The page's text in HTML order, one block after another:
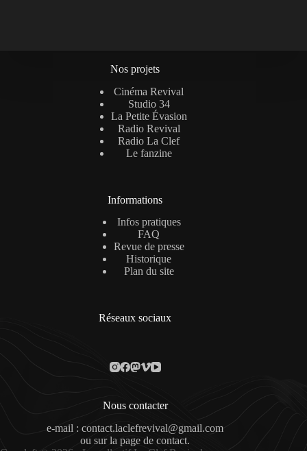
Nos projets
Cinéma Revival
Studio 34
La Petite Évasion
Radio Revival
Radio La Clef
Le fanzine
Informations
Infos pratiques
FAQ
Revue de presse
Historique
Plan du site
Réseaux sociaux
Nous contacter
e-mail : contact.laclefrevival@gmail.com
ou sur lapage de contact.